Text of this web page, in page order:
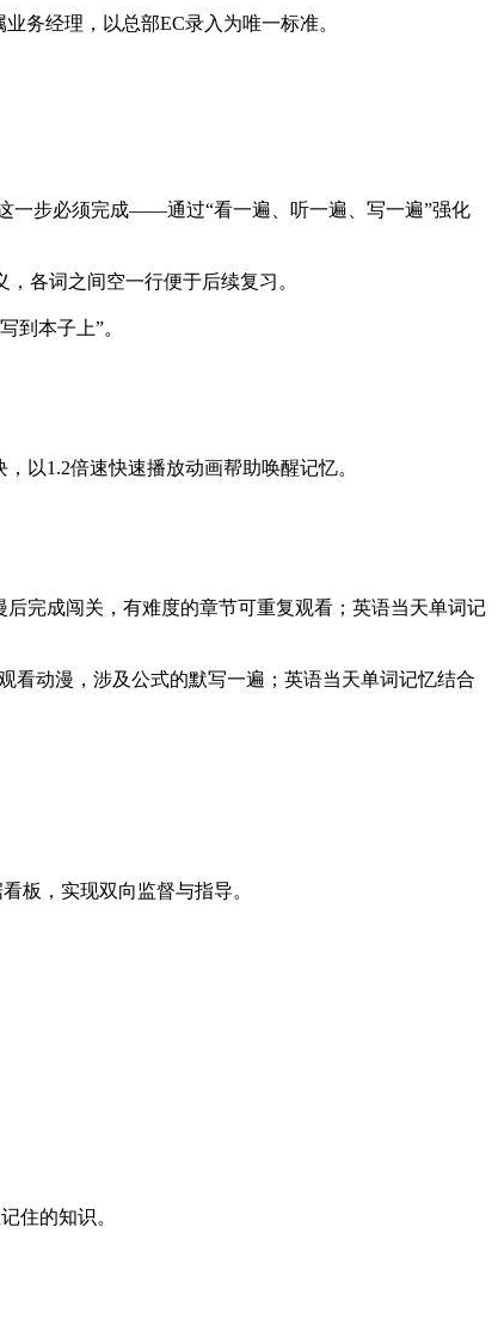
务经理，以总部EC录入为唯一标准。
一步必须完成——通过“看一遍、听一遍、写一遍”强化
各词之间空一行便于后续复习。
到本子上”。
以1.2倍速快速播放动画帮助唤醒记忆。
完成闯关，有难度的章节可重复观看；英语当天单词记
看动漫，涉及公式的默写一遍；英语当天单词记忆结合
板，实现双向监督与指导。
住的知识。